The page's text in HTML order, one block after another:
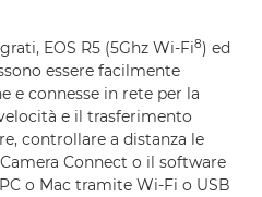
EOS R5 (5Ghz Wi-Fi8) ed
essere facilmente
e connesse in rete per la
e il trasferimento
controllare a distanza le
Connect o il software
o Mac tramite Wi-Fi o USB